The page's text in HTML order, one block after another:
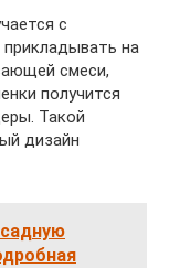
с
прикладывать на
смеси,
получится
Такой
дизайн